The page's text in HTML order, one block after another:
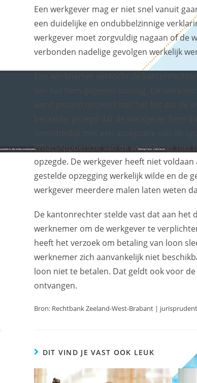
Een werkgever mag er niet snel vanuit
een duidelijke en ondubbelzinnige
werkgever moet zorgvuldig nagaan of de
verbonden nadelige gevolgen werkelijk
Een werknemer verzocht de
WhatsAppbericht van de werknemer niet
opzegde. De werkgever heeft niet
gestelde opzegging werkelijk wilde en de
werkgever meerdere malen laten weten
De kantonrechter stelde vast dat aan het
werknemer om de werkgever te
heeft het verzoek om betaling van loon
werknemer zich aanvankelijk niet
loon niet te betalen. Dat geldt ook voor
ontvangen.
Bron: Rechtbank Zeeland-West-Brabant |
DIT VIND JE VAST OOK LEUK